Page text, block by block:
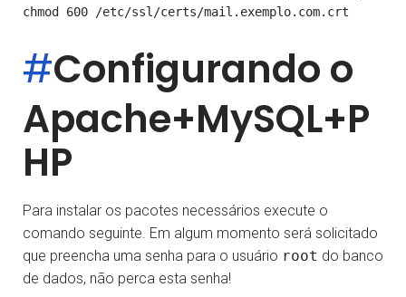
#Configurando o
Apache+MySQL+P
HP
Para instalar os pacotes necessários execute o
comando seguinte. Em algum momento será solicitado
que preencha uma senha para o usuário root do banco
de dados, não perca esta senha!